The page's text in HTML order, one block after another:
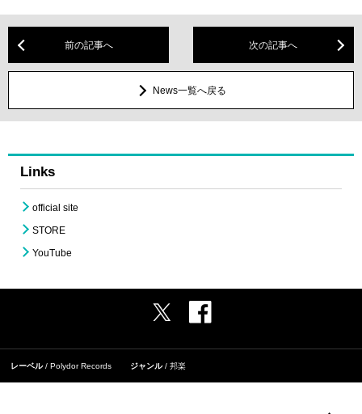
前の記事へ 次の記事へ
News一覧へ戻る
Links
official site
STORE
YouTube
レーベル Polydor Records ジャンル 邦楽